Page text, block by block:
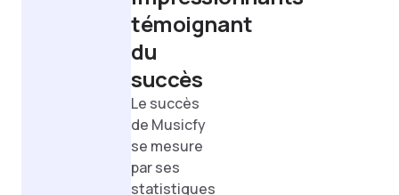
témoignant
du
succès
Le succès
de Musicfy
se mesure
par ses
statistiques